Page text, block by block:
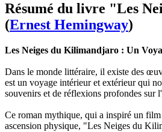
Résumé du livre "Les
(Ernest Hemingway)
Les Neiges du Kilimandjaro : Un
Dans le monde littéraire, il existe des
est un voyage intérieur et extérieur qui
souvenirs et de réflexions profondes sur
Ce roman mythique, qui a inspiré un
ascension physique, "Les Neiges du